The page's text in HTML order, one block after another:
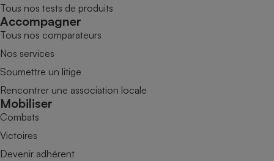
Tous nos tests de produits
Accompagner
Tous nos comparateurs
Nos services
Soumettre un litige
Rencontrer une association locale
Mobiliser
Combats
Victoires
Devenir adhérent